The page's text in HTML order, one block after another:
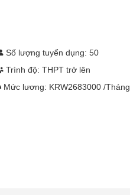
Số lượng tuyển dụng: 50
Trình độ: THPT trở lên
Mức lương: KRW2683000 /Tháng